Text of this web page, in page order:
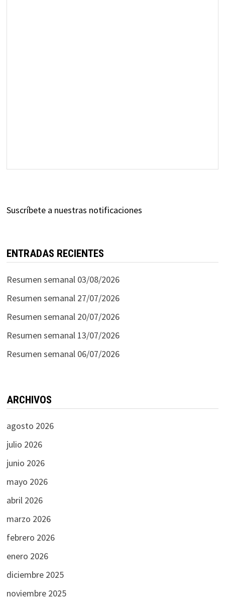
Suscríbete a nuestras notificaciones
ENTRADAS RECIENTES
Resumen semanal 03/08/2026
Resumen semanal 27/07/2026
Resumen semanal 20/07/2026
Resumen semanal 13/07/2026
Resumen semanal 06/07/2026
ARCHIVOS
agosto 2026
julio 2026
junio 2026
mayo 2026
abril 2026
marzo 2026
febrero 2026
enero 2026
diciembre 2025
noviembre 2025